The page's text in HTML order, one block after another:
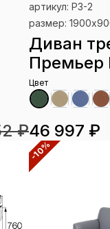
₽
артикул: P3-2
размер:
Диван
Премьер
Цвет
46 997 ₽
-10%